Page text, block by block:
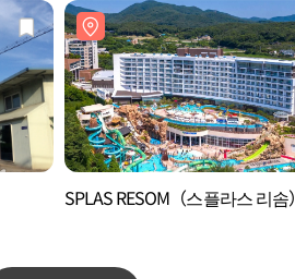
SPLAS RESOM（스플라스 리솜）